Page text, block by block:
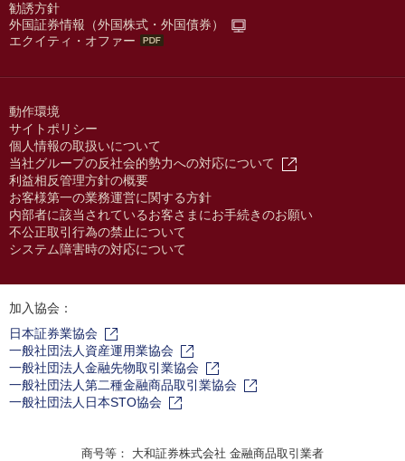
勧誘方針
外国証券情報（外国株式・外国債券）
エクイティ・オファー
動作環境
サイトポリシー
個人情報の取扱いについて
当社グループの反社会的勢力への対応について
利益相反管理方針の概要
お客様第一の業務運営に関する方針
内部者に該当されているお客さまにお手続きのお願い
不公正取引行為の禁止について
システム障害時の対応について
加入協会：
日本証券業協会
一般社団法人資産運用業協会
一般社団法人金融先物取引業協会
一般社団法人第二種金融商品取引業協会
一般社団法人日本STO協会
商号等： 大和証券株式会社 金融商品取引業者